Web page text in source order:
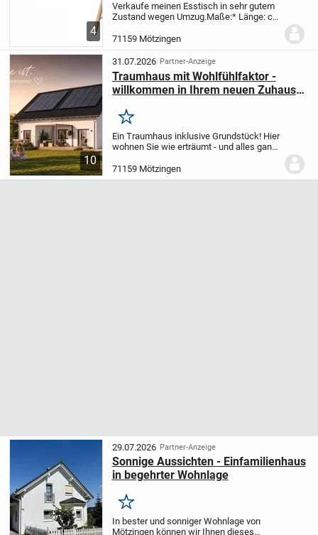
4
Verkaufe meinen Esstisch in sehr gutem
Zustand wegen Umzug.Maße:* Länge: ca.
cmDie Tischplatte ist von oben ohne
sichtbare Gebrauchsspuren. An den...
71159 Mötzingen
10
31.07.2026 Partner-Anzeige
Traumhaus mit Wohlfühlfaktor -
willkommen in Ihrem neuen Zuhause
Merken
Ein Traumhaus inklusive Grundstück! Hier
wohnen Sie wie erträumt - und alles ganz
Doppelhaushälfte "Doppelhaus 38-136"
von HANSE HAUS ist ein Haus zum...
71159 Mötzingen
29.07.2026 Partner-Anzeige
Sonnige Aussichten - Einfamilienhaus
in begehrter Wohnlage
Merken
In bester und sonniger Wohnlage von
Mötzingen können wir Ihnen dieses